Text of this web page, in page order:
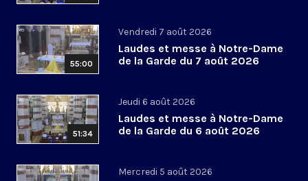
55:00
Vendredi 7 août 2026
Laudes et messe à Notre-Dame
de la Garde du 7 août 2026
51:34
Jeudi 6 août 2026
Laudes et messe à Notre-Dame
de la Garde du 6 août 2026
Mercredi 5 août 2026